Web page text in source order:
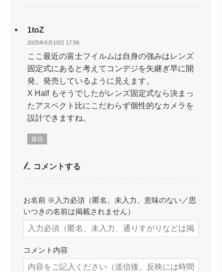
1toZ
2025年6月10日 17:56
ここ最近の富士フイルムは自身の強みはレンズ
固定式にあると考えてコンデジを矢継ぎ早に開
発、発売しているように見えます。
X Half もそうでしたがレンズ固定式なら決まっ
たアスペクト比にこだわらず個性的なカメラを
設計できますね。
返信
コメントする
お名前 ※入力必須（匿名、未入力、意味のない／思
いつきの名前は掲載されません）
コメント内容